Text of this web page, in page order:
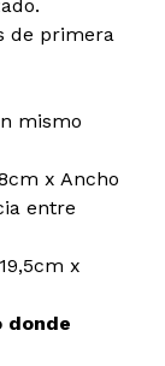
de primera
mismo
x Ancho
entre
x
donde